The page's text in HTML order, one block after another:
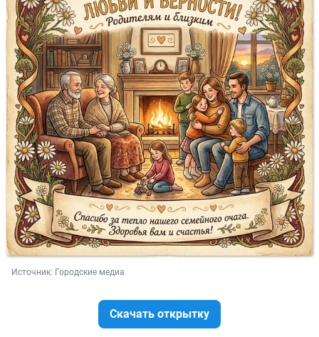
Источник: Городские медиа
Скачать открытку